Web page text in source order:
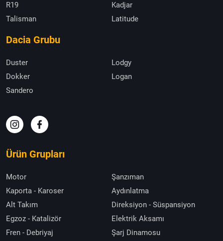
R19
Kadjar
Talisman
Latitude
Dacia Grubu
Duster
Lodgy
Dokker
Logan
Sandero
Ürün Grupları
Motor
Şanzıman
Kaporta - Karoser
Aydınlatma
Alt Takım
Direksiyon - Süspansiyon
Egzoz - Katalizör
Elektrik Aksamı
Fren - Debriyaj
Şarj Dinamosu